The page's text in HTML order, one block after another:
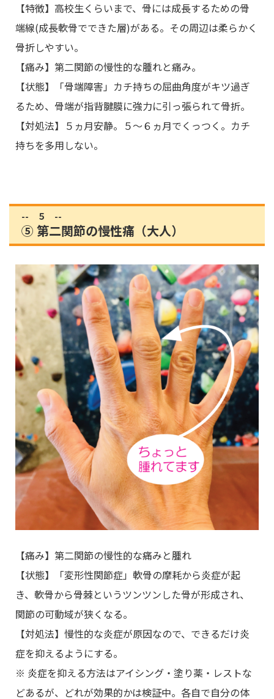
【特徴】高校生くらいまで、骨には成長するための骨
端線(成長軟骨でできた層)がある。その周辺は柔らかく
骨折しやすい。
【痛み】第二関節の慢性的な腫れと痛み。
【状態】「骨端障害」カチ持ちの屈曲角度がキツ過ぎ
るため、骨端が指背腱膜に強力に引っ張られて骨折。
【対処法】５ヵ月安静。５～６ヵ月でくっつく。カチ
持ちを多用しない。
-- ５ --
⑤ 第二関節の慢性痛（大人）
【痛み】第二関節の慢性的な痛みと腫れ
【状態】「変形性関節症」軟骨の摩耗から炎症が起
き、軟骨から骨棘というツンツンした骨が形成され、
関節の可動域が狭くなる。
【対処法】慢性的な炎症が原因なので、できるだけ炎
症を抑えるようにする。
※ 炎症を抑える方法はアイシング・塗り薬・レストな
どあるが、どれが効果的かは検証中。各自で自分の体